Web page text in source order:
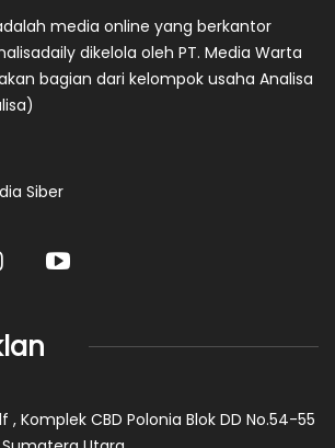
media online yang berkantor
dikelola oleh PT. Media Warta
bagian dari kelompok usaha Analisa
Siber
, Komplek CBD Polonia Blok DD No.54-55